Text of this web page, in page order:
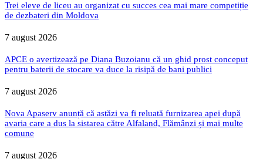
Trei eleve de liceu au organizat cu succes cea mai mare competiție
de dezbateri din Moldova
7 august 2026
APCE o avertizează pe Diana Buzoianu că un ghid prost conceput
pentru baterii de stocare va duce la risipă de bani publici
7 august 2026
Nova Apaserv anunță că astăzi va fi reluată furnizarea apei după
avaria care a dus la sistarea către Alfaland, Flămânzi și mai multe
comune
7 august 2026